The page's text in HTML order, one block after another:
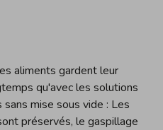
aliments gardent leur
qu'avec les solutions
mise sous vide : Les
préservés, le gaspillage